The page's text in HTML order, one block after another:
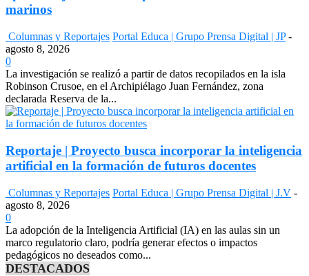
marinos
Columnas y Reportajes Portal Educa | Grupo Prensa Digital | JP -
agosto 8, 2026
0
La investigación se realizó a partir de datos recopilados en la isla
Robinson Crusoe, en el Archipiélago Juan Fernández, zona
declarada Reserva de la...
Reportaje | Proyecto busca incorporar la inteligencia
artificial en la formación de futuros docentes
Columnas y Reportajes Portal Educa | Grupo Prensa Digital | J.V -
agosto 8, 2026
0
La adopción de la Inteligencia Artificial (IA) en las aulas sin un
marco regulatorio claro, podría generar efectos o impactos
pedagógicos no deseados como...
DESTACADOS